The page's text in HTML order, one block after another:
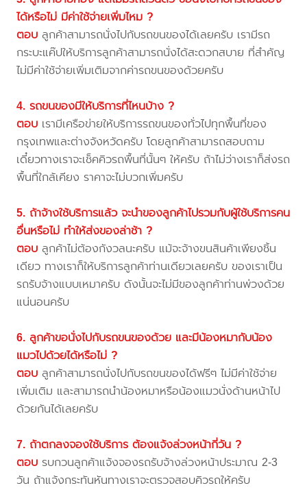
ได้หรือไม่ มีค่าใช้จ่ายเพิ่มไหม ?
ตอบ ลูกค้าสามารถนั่งไปกับรถขนของได้เลยครับ เรามีรถ
กระบะแค๊ปให้บริการลูกค้าสามารถนั่งได้สะดวกสบาย ที่สำคัญ
ไม่มีค่าใช้จ่ายเพิ่มเติมจากค่ารถขนของด้วยครับ
4. รถขนของมีให้บริการที่ไหนบ้าง ?
ตอบ เรามีเครือข่ายให้บริการรถขนของทั่วไปทุกพื้นที่ของ
กรุงเทพและต่างจังหวัดครับ โดยลูกค้าสามารถสอบถาม
เดี๋ยวทางเราจะเช็คคิวรถพื้นที่นั้นๆ ให้ครับ ถ้าไม่ว่างเราก็ส่งรถ
พื้นที่ใกล้เคียง ราคาจะไม่บวกเพิ่มครับ
5. ถ้าจ้างใช้บริการแล้ว จะนำของลูกค้าไปรวมกับผู้ใช้บริการคน
อื่นหรือไม่ ทำให้ส่งของล่าช้า ?
ตอบ ลูกค้าไม่ต้องกังวลนะครับ แม้จะจ้างขนสินค้าเพียงชิ้น
เดียว ทางเราก็ให้บริการลูกค้าท่านเดียวเลยครับ ของเราเป็น
รถรับจ้างแบบเหมาครับ ดังนั้นจะไม่มีของลูกค้าท่านพ่วงด้วย
แน่นอนครับ
6. ลูกค้าขอนั่งไปกับรถขนของด้วย และมีน้องหมากับน้อง
แมวไปด้วยได้หรือไม่ ?
ตอบ ลูกค้าสามารถนั่งไปกับรถขนของได้ฟรีๆ ไม่มีค่าใช้จ่าย
เพิ่มเติม และสามารถนำน้องหมาหรือน้องแมวนั่งด้านหน้าไป
ด้วยกันได้เลยครับ
7. ถ้าตกลงจองใช้บริการ ต้องแจ้งล่วงหน้ากี่วัน ?
ตอบ รบกวนลูกค้าแจ้งจองรถรับจ้างล่วงหน้าประมาณ 2-3
วัน ถ้าแจ้งกระทันหันทางเราจะตรวจสอบคิวรถให้ครับ